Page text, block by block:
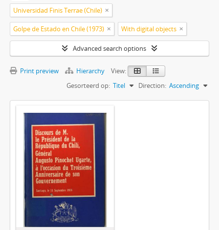
Universidad Finis Terrae (Chile)
Golpe de Estado en Chile (1973) With digital objects
Advanced search options
Print preview Hierarchy
View:
Gesorteerd op: Titel Direction: Ascending